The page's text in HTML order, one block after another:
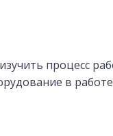
процесс
в